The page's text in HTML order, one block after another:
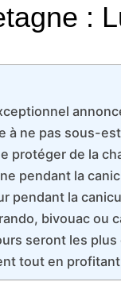
:
à ne pas sous-
protéger de la
pendant la
pendant la
bivouac ou
seront les plus
tout en